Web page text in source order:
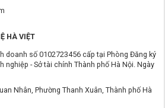
HÀ VIỆT
doanh số 0102723456 cấp tại Phòng Đăng ký
nghiệp - Sở tài chính Thành phố Hà Nội. Ngày
Nhân, Phường Thanh Xuân, Thành phố Hà